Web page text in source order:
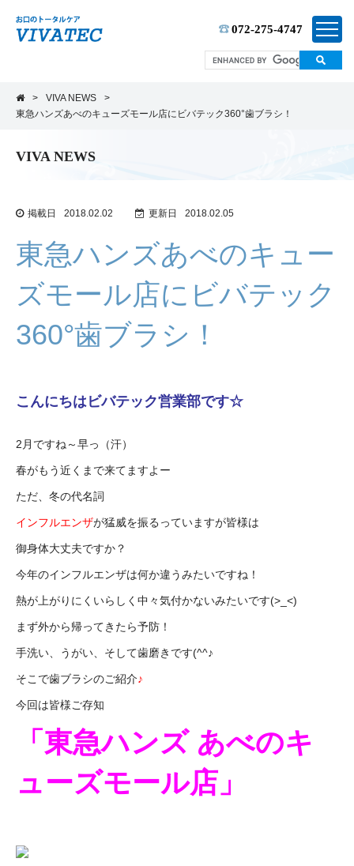
TEL:
072-275-4747
> VIVA NEWS
>
東急ハンズあべのキューズモール店にビバテック360°歯ブラシ！
VIVA NEWS
掲載日 2018.02.02 更新日 2018.02.05
東急ハンズあべのキュー
ズモール店にビバテック
360°歯ブラシ！
こんにちはビバテック営業部です☆
2月ですね～早っ（汗）
春がもう近くまで来てますよー
ただ、冬の代名詞
インフルエンザが猛威を振るっていますが皆様は
御身体大丈夫ですか？
今年のインフルエンザは何か違うみたいですね！
熱が上がりにくいらしく中々気付かないみたいです(>_<)
まず外から帰ってきたら予防！
手洗い、うがい、そして歯磨きです(^^♪
そこで歯ブラシのご紹介♪
今回は皆様ご存知
「東急ハンズ あべのキ
ューズモール店」